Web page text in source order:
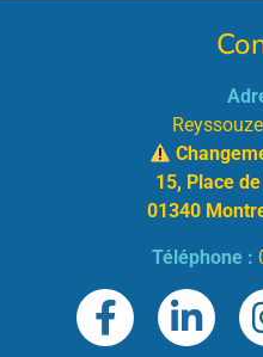
15, Place
01340
Téléphone :